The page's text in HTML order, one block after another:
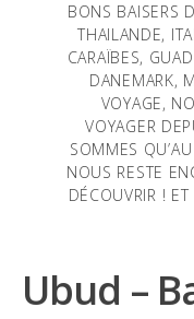
BONS BAISERS
THAILANDE,
CARAÏBES,
DANEMARK,
VOYAGE,
VOYAGER
SOMMES
NOUS RESTE
DÉCOUVRIR ! ET
Ubud –